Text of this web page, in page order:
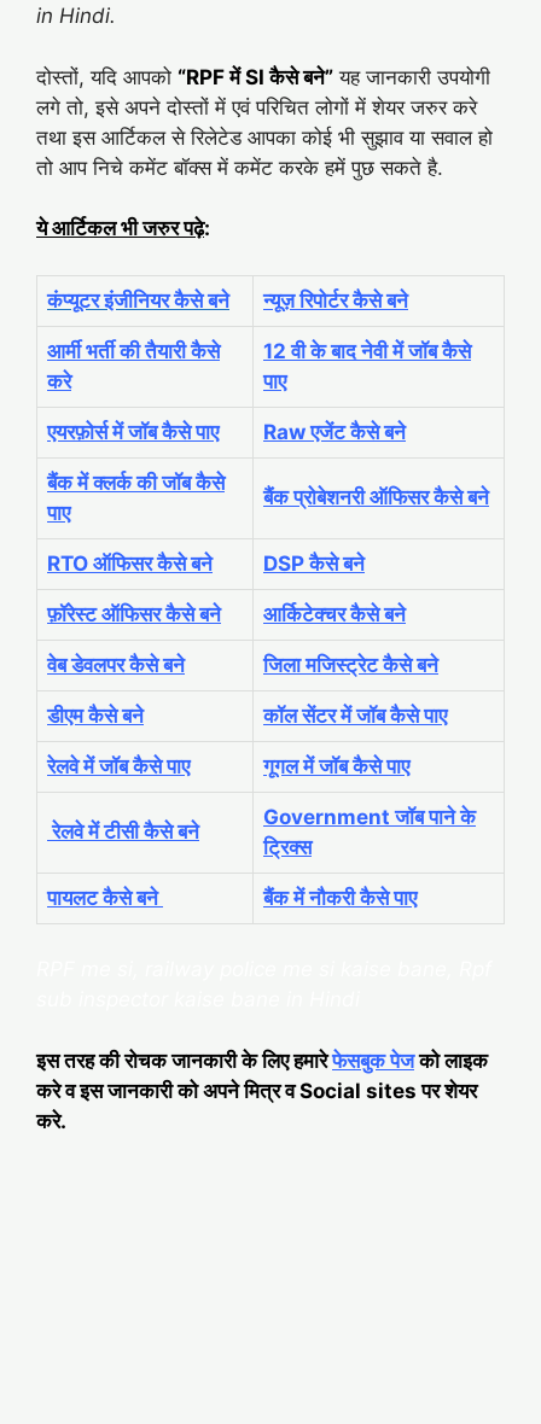
in Hindi.
दोस्तों, यदि आपको “RPF में SI कैसे बने” यह जानकारी उपयोगी
लगे तो, इसे अपने दोस्तों में एवं परिचित लोगों में शेयर जरुर करे
तथा इस आर्टिकल से रिलेटेड आपका कोई भी सुझाव या सवाल हो
तो आप निचे कमेंट बॉक्स में कमेंट करके हमें पुछ सकते है.
ये आर्टिकल भी जरुर पढ़े:
कंप्यूटर इंजीनियर कैसे बने न्यूज़ रिपोर्टर कैसे बने
आर्मी भर्ती की तैयारी कैसे
करे
12 वी के बाद नेवी में जॉब कैसे
पाए
एयरफ़ोर्स में जॉब कैसे पाए Raw एजेंट कैसे बने
बैंक में क्लर्क की जॉब कैसे
पाए
बैंक प्रोबेशनरी ऑफिसर कैसे बने
RTO ऑफिसर कैसे बने DSP कैसे बने
फ़ॉरेस्ट ऑफिसर कैसे बने आर्किटेक्चर कैसे बने
वेब डेवलपर कैसे बने जिला मजिस्ट्रेट कैसे बने
डीएम कैसे बने कॉल सेंटर में जॉब कैसे पाए
रेलवे में जॉब कैसे पाए गूगल में जॉब कैसे पाए
रेलवे में टीसी कैसे बने
Government जॉब पाने के
ट्रिक्स
पायलट कैसे बने बैंक में नौकरी कैसे पाए
इस तरह की रोचक जानकारी के लिए हमारे फेसबुक पेज को लाइक
करे व इस जानकारी को अपने मित्र व Social sites पर शेयर
करे.